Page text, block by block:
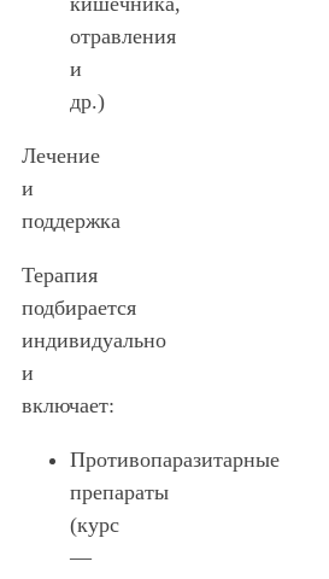
отравления
и
др.)
Лечение
и
поддержка
Терапия
подбирается
индивидуально
и
включает:
Противопаразитарные
препараты
(курс
—